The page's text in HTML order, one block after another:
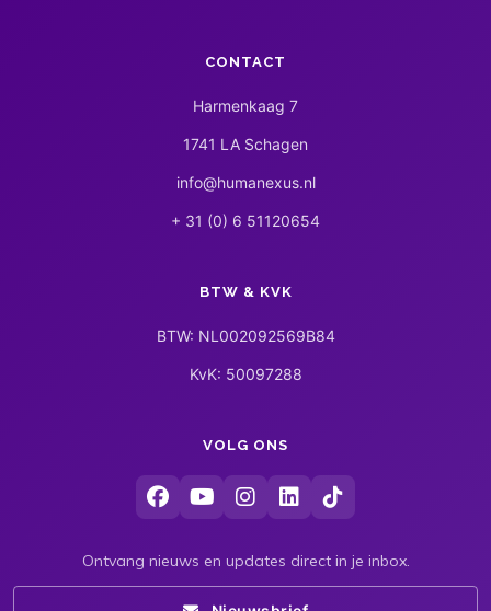
CONTACT
Harmenkaag 7
1741 LA Schagen
info@humanexus.nl
+ 31 (0) 6 51120654
BTW & KVK
BTW: NL002092569B84
KvK: 50097288
VOLG ONS
Ontvang nieuws en updates direct in je inbox.